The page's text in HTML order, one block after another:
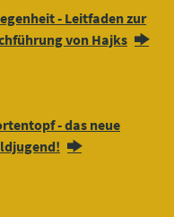
- Leitfaden zur
von Hajks
- das neue